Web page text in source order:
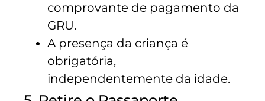
comprovante de pagamento da
GRU.
A presença da criança é
obrigatória,
independentemente da idade.